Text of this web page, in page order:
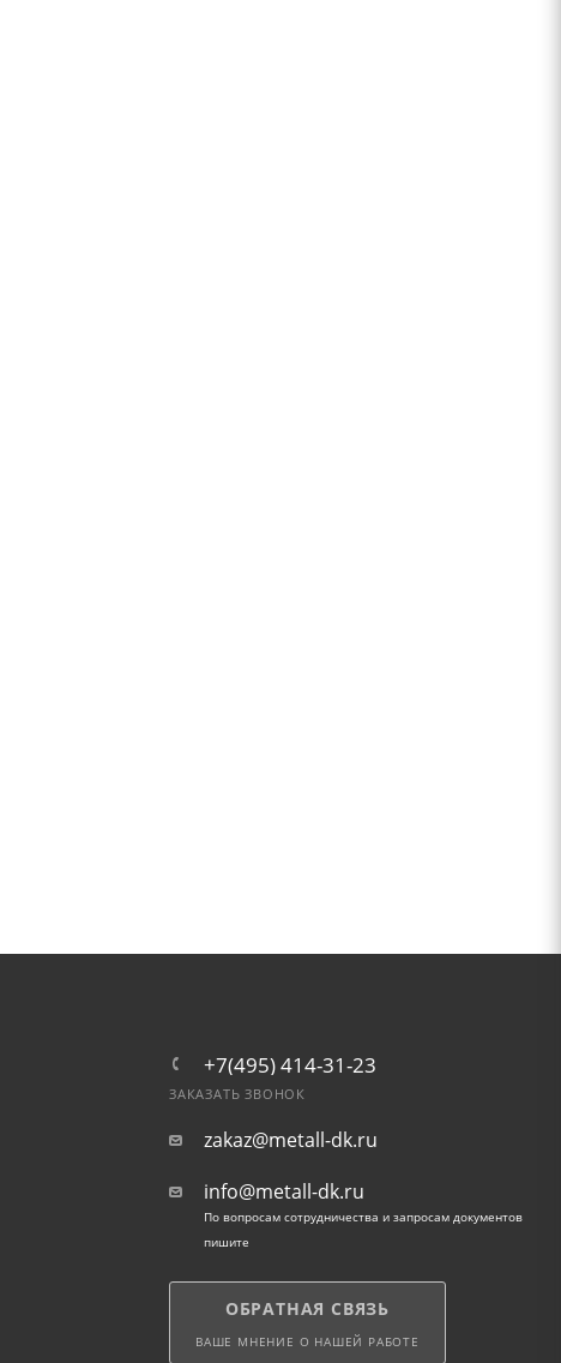
+7(495) 414-31-23
ЗАКАЗАТЬ ЗВОНОК
zakaz@metall-dk.ru
info@metall-dk.ru
По вопросам сотрудничества и запросам документов
пишите
ОБРАТНАЯ СВЯЗЬ
ВАШЕ МНЕНИЕ О НАШЕЙ РАБОТЕ